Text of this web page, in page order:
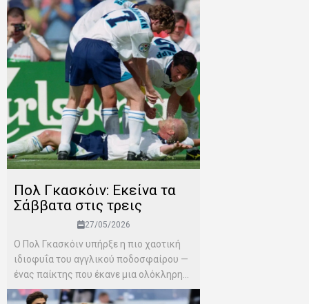
Πολ Γκασκόιν: Εκείνα τα
Σάββατα στις τρεις
27/05/2026
Ο Πολ Γκασκόιν υπήρξε η πιο χαοτική
ιδιοφυΐα του αγγλικού ποδοσφαίρου —
ένας παίκτης που έκανε μια ολόκληρη...